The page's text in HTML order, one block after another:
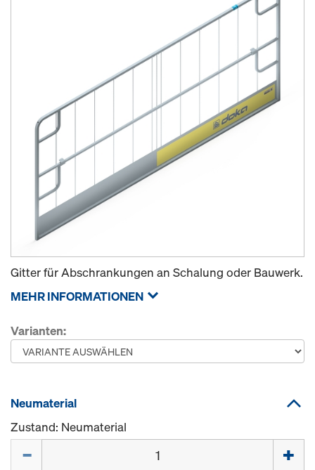
Gitter für Abschrankungen an Schalung oder Bauwerk.
MEHR INFORMATIONEN
Varianten:
Neumaterial
Zustand: Neumaterial